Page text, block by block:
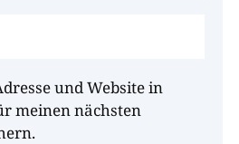
und Website in
meinen nächsten